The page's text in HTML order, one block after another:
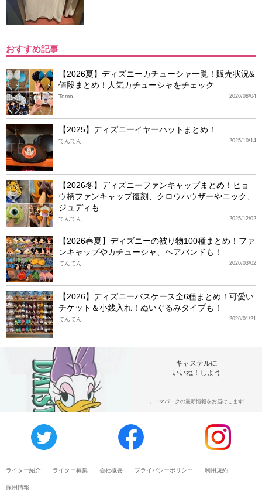
おすすめ記事
【2026夏】ディズニーカチューシャ一覧！販売状況&
値段まとめ！人気カチューシャをチェック
2026/08/04
Tomo
【2025】ディズニーイヤーハットまとめ！
2025/10/14
てんてん
【2026冬】ディズニーファンキャップまとめ！ヒョ
ウ柄ファンキャップ復刻、クロウハウザーやニック、
ジュディも
2025/12/02
てんてん
【2026春夏】ディズニーの被り物100種まとめ！ファ
ンキャップやカチューシャ、ヘアバンドも！
2026/03/02
てんてん
【2026】ディズニーパスケース全6種まとめ！可愛い
チケット＆小銭入れ！ぬいぐるみタイプも！
2026/01/21
てんてん
キャステルに
いいね！しよう
テーマパークの最新情報をお届けします!
ライター紹介 ライター募集 会社概要 プライバシーポリシー 利用規約
採用情報